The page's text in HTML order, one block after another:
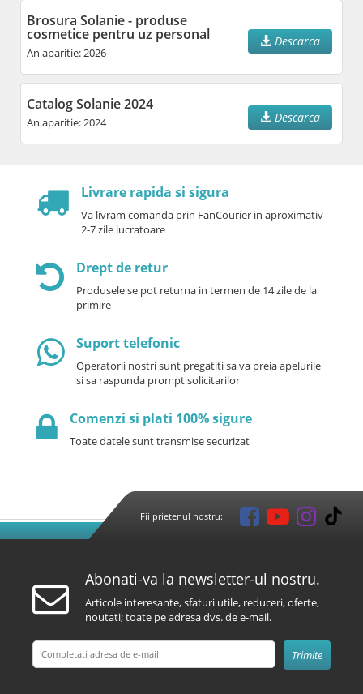
Brosura Solanie - produse
cosmetice pentru uz personal
An aparitie: 2026
Descarca
Catalog Solanie 2024
An aparitie: 2024 Descarca
Livrare rapida si sigura
Va livram comanda prin FanCourier in aproximativ
2-7 zile lucratoare
Drept de retur
Produsele se pot returna in termen de 14 zile de la
primire
Suport telefonic
Operatorii nostri sunt pregatiti sa va preia apelurile
si sa raspunda prompt solicitarilor
Comenzi si plati 100% sigure
Toate datele sunt transmise securizat
Fii prietenul nostru:
Abonati-va la newsletter-ul nostru.
Articole interesante, sfaturi utile, reduceri, oferte,
noutati; toate pe adresa dvs. de e-mail.